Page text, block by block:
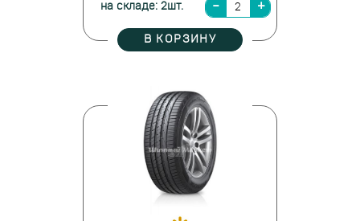
на складе: 2шт.
В КОРЗИНУ